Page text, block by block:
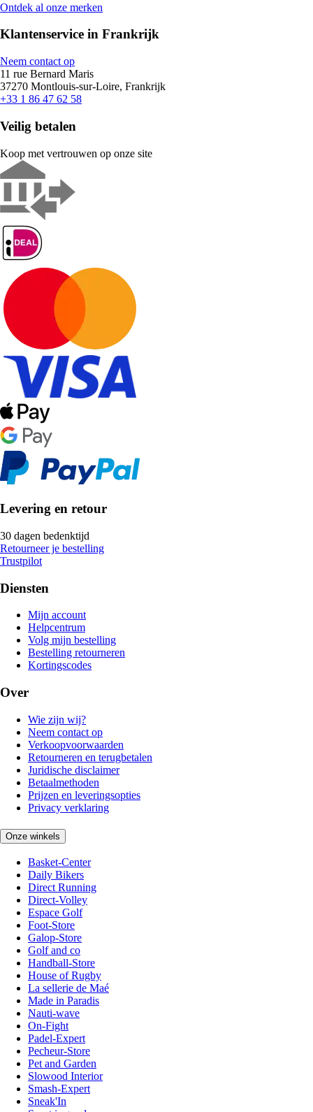
Ontdek al onze merken
Klantenservice in Frankrijk
Neem contact op
11 rue Bernard Maris
37270 Montlouis-sur-Loire, Frankrijk
+33 1 86 47 62 58
Veilig betalen
Koop met vertrouwen op onze site
Levering en retour
30 dagen bedenktijd
Retourneer je bestelling
Trustpilot
Diensten
Mijn account
Helpcentrum
Volg mijn bestelling
Bestelling retourneren
Kortingscodes
Over
Wie zijn wij?
Neem contact op
Verkoopvoorwaarden
Retourneren en terugbetalen
Juridische disclaimer
Betaalmethoden
Prijzen en leveringsopties
Privacy verklaring
Onze winkels
Basket-Center
Daily Bikers
Direct Running
Direct-Volley
Espace Golf
Foot-Store
Galop-Store
Golf and co
Handball-Store
House of Rugby
La sellerie de Maé
Made in Paradis
Nauti-wave
On-Fight
Padel-Expert
Pecheur-Store
Pet and Garden
Slowood Interior
Smash-Expert
Sneak'In